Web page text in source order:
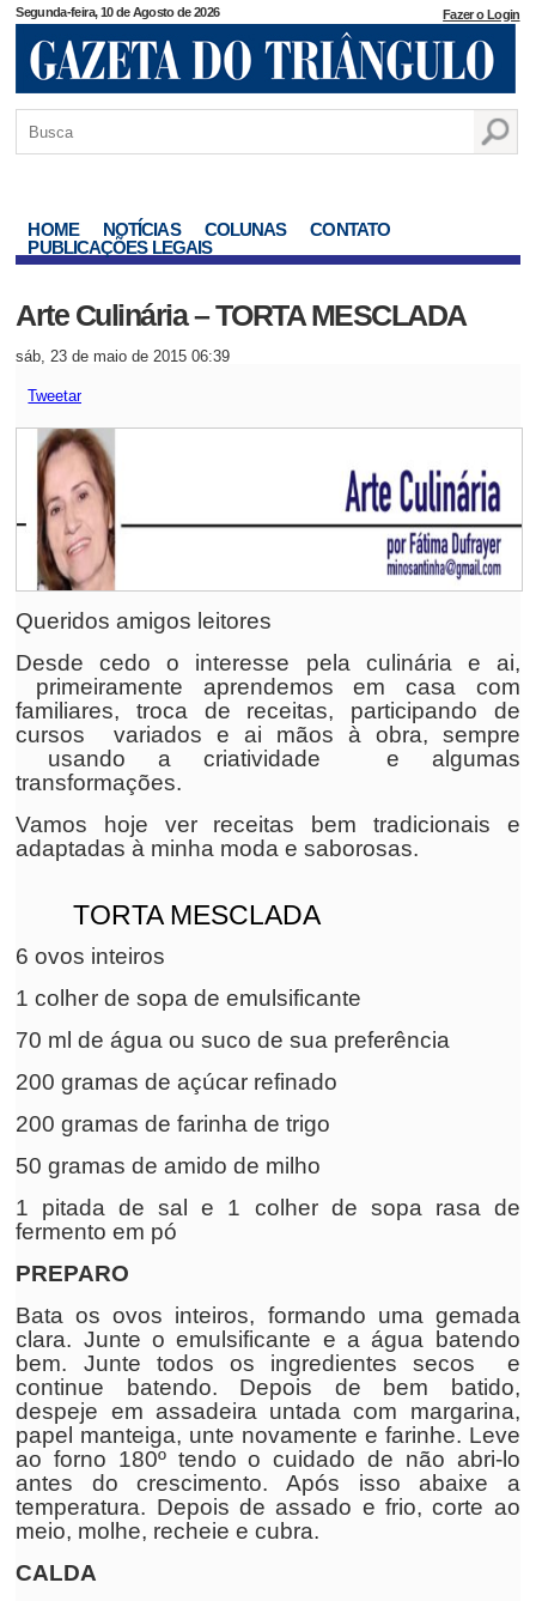
Segunda-feira, 10 de Agosto de 2026 Fazer o Login
HOME NOTÍCIAS COLUNAS
CONTATO
PUBLICAÇÕES LEGAIS
Arte Culinária – TORTA MESCLADA
sáb, 23 de maio de 2015 06:39
Tweetar
Queridos amigos leitores
Desde cedo o interesse pela culinária e ai,
primeiramente aprendemos em casa com
familiares, troca de receitas, participando de
cursos variados e ai mãos à obra, sempre
usando a criatividade e algumas
transformações.
Vamos hoje ver receitas bem tradicionais e
adaptadas à minha moda e saborosas.
TORTA MESCLADA
6 ovos inteiros
1 colher de sopa de emulsificante
70 ml de água ou suco de sua preferência
200 gramas de açúcar refinado
200 gramas de farinha de trigo
50 gramas de amido de milho
1 pitada de sal e 1 colher de sopa rasa de
fermento em pó
PREPARO
Bata os ovos inteiros, formando uma gemada
clara. Junte o emulsificante e a água batendo
bem. Junte todos os ingredientes secos e
continue batendo. Depois de bem batido,
despeje em assadeira untada com margarina,
papel manteiga, unte novamente e farinhe. Leve
ao forno 180º tendo o cuidado de não abri-lo
antes do crescimento. Após isso abaixe a
temperatura. Depois de assado e frio, corte ao
meio, molhe, recheie e cubra.
CALDA